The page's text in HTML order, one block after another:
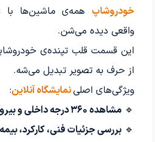
خودروشاپ همه‌ی ماشین‌ها با
واقعی دیده می‌شن.
این قسمت قلب تپنده‌ی
از حرف به تصویر تبدیل می‌شه.
ویژگی‌های اصلینمایشگاه آنلاین:
🔹 مشاهده ۳۶۰ درجه داخلی و بیرونی خودرو
🔹 بررسی جزئیات فنی، کارکرد،